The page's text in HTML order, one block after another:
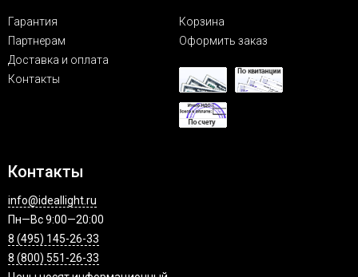
Гарантия
Партнерам
Доставка и оплата
Контакты
Корзина
Оформить заказ
Контакты
info@ideallight.ru
Пн—Вс 9:00—20:00
8 (495) 145-26-33
8 (800) 551-26-33